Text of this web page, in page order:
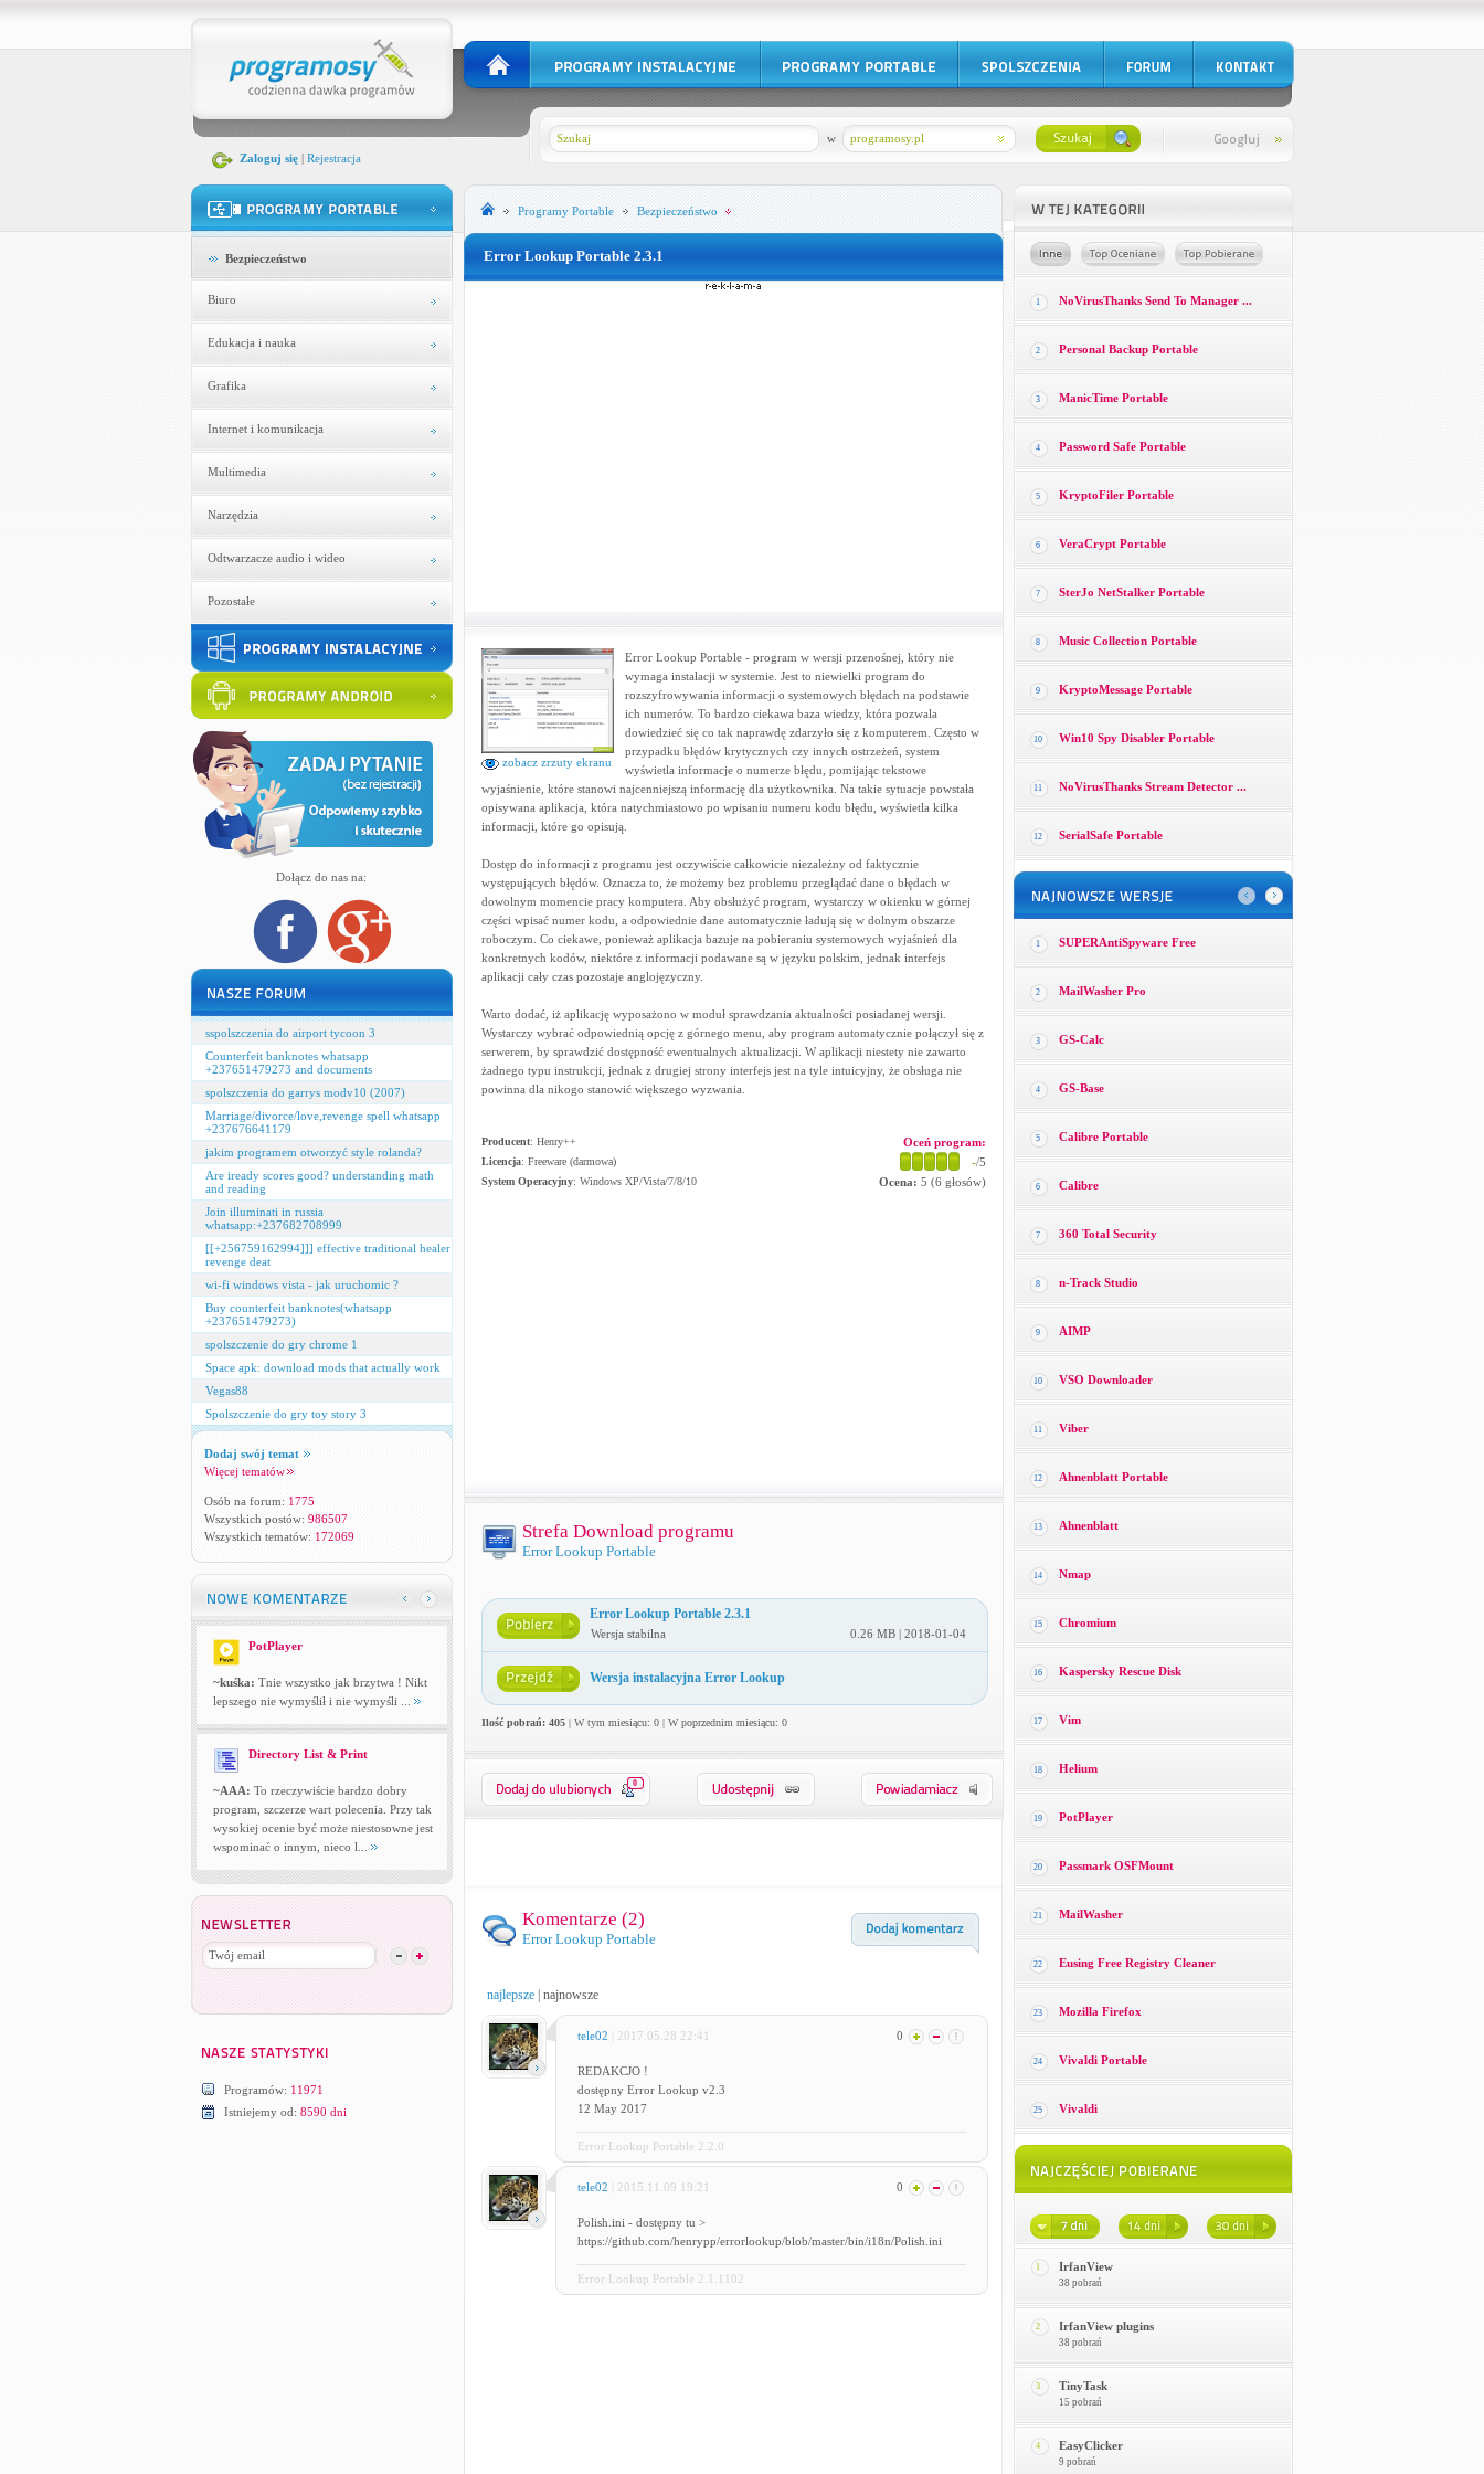
Zaloguj się| Rejestracja
programosy.pl
w
Bezpieczeństwo
Biuro
Edukacja i nauka
Grafika
Internet i komunikacja
Multimedia
Narzędzia
Odtwarzacze audio i wideo
Pozostałe
Dołącz do nas na:
sspolszczenia do airport tycoon 3
Counterfeit banknotes whatsapp
+237651479273 and documents
spolszczenia do garrys modv10 (2007)
Marriage/divorce/love,revenge spell whatsapp
+237676641179
jakim programem otworzyć style rolanda?
Are iready scores good? understanding math
and reading
Join illuminati in russia
whatsapp:+237682708999
[[+256759162994]]] effective traditional healer
revenge deat
wi-fi windows vista - jak uruchomic ?
Buy counterfeit banknotes(whatsapp
+237651479273)
spolszczenie do gry chrome 1
Space apk: download mods that actually work
Vegas88
Spolszczenie do gry toy story 3
Dodaj swój temat
Więcej tematów
Osób na forum: 1775
Wszystkich postów: 986507
Wszystkich tematów: 172069
PotPlayer
~kuśka: Tnie wszystko jak brzytwa ! Nikt
lepszego nie wymyślił i nie wymyśli ...
Directory List & Print
~AAA: To rzeczywiście bardzo dobry
program, szczerze wart polecenia. Przy tak
wysokiej ocenie być może niestosowne jest
wspominać o innym, nieco l...
Programów: 11971
Istniejemy od: 8590 dni
Programy Portable Bezpieczeństwo
Error Lookup Portable 2.3.1
zobacz zrzuty ekranu
Error Lookup Portable - program w wersji przenośnej, który nie
wymaga instalacji w systemie. Jest to niewielki program do
rozszyfrowywania informacji o systemowych błędach na podstawie
ich numerów. To bardzo ciekawa baza wiedzy, która pozwala
dowiedzieć się co tak naprawdę zdarzyło się z komputerem. Często w
przypadku błędów krytycznych czy innych ostrzeżeń, system
wyświetla informacje o numerze błędu, pomijając tekstowe
wyjaśnienie, które stanowi najcenniejszą informację dla użytkownika. Na takie sytuacje powstała
opisywana aplikacja, która natychmiastowo po wpisaniu numeru kodu błędu, wyświetla kilka
informacji, które go opisują.
Dostęp do informacji z programu jest oczywiście całkowicie niezależny od faktycznie
występujących błędów. Oznacza to, że możemy bez problemu przeglądać dane o błędach w
dowolnym momencie pracy komputera. Aby obsłużyć program, wystarczy w okienku w górnej
części wpisać numer kodu, a odpowiednie dane automatycznie ładują się w dolnym obszarze
roboczym. Co ciekawe, ponieważ aplikacja bazuje na pobieraniu systemowych wyjaśnień dla
konkretnych kodów, niektóre z informacji podawane są w języku polskim, jednak interfejs
aplikacji cały czas pozostaje anglojęzyczny.
Warto dodać, iż aplikację wyposażono w moduł sprawdzania aktualności posiadanej wersji.
Wystarczy wybrać odpowiednią opcję z górnego menu, aby program automatycznie połączył się z
serwerem, by sprawdzić dostępność ewentualnych aktualizacji. W aplikacji niestety nie zawarto
żadnego typu instrukcji, jednak z drugiej strony interfejs jest na tyle intuicyjny, że obsługa nie
powinna dla nikogo stanowić większego wyzwania.
Producent: Henry++
Licencja: Freeware (darmowa)
System Operacyjny: Windows XP/Vista/7/8/10
Oceń program:
-/5
Ocena: 5 (6 głosów)
Strefa Download programu
Error Lookup Portable
Error Lookup Portable 2.3.1
Wersja stabilna 0.26 MB | 2018-01-04
Wersja instalacyjna Error Lookup
Ilość pobrań: 405| W tym miesiącu: 0 | W poprzednim miesiącu: 0
0
Komentarze (2)
Error Lookup Portable
najlepsze| najnowsze
tele02 | 2017.05.28 22:41 0
REDAKCJO !
dostępny Error Lookup v2.3
12 May 2017
Error Lookup Portable 2.2.0
tele02 | 2015.11.09 19:21 0
Polish.ini - dostępny tu >
https://github.com/henrypp/errorlookup/blob/master/bin/i18n/Polish.ini
Error Lookup Portable 2.1.1102
1 NoVirusThanks Send To Manager ...
2 Personal Backup Portable
3 ManicTime Portable
4 Password Safe Portable
5 KryptoFiler Portable
6 VeraCrypt Portable
7 SterJo NetStalker Portable
8 Music Collection Portable
9 KryptoMessage Portable
10 Win10 Spy Disabler Portable
11 NoVirusThanks Stream Detector ...
12 SerialSafe Portable
1 SUPERAntiSpyware Free
2 MailWasher Pro
3 GS-Calc
4 GS-Base
5 Calibre Portable
6 Calibre
7 360 Total Security
8 n-Track Studio
9 AIMP
10 VSO Downloader
11 Viber
12 Ahnenblatt Portable
13 Ahnenblatt
14 Nmap
15 Chromium
16 Kaspersky Rescue Disk
17 Vim
18 Helium
19 PotPlayer
20 Passmark OSFMount
21 MailWasher
22 Eusing Free Registry Cleaner
23 Mozilla Firefox
24 Vivaldi Portable
25 Vivaldi
1 IrfanView
38 pobrań
2 IrfanView plugins
38 pobrań
3 TinyTask
15 pobrań
4 EasyClicker
9 pobrań